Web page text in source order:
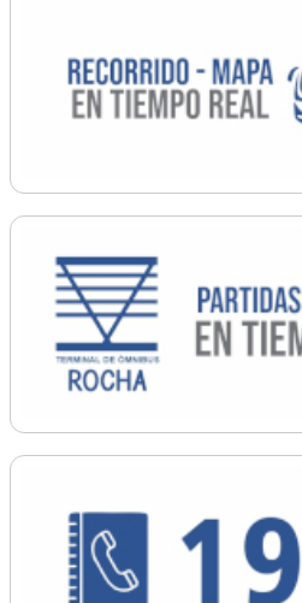
Ordenamiento
Promoción Social
Salud
Secretaría General